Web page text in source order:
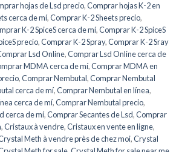
hojas de Lsd precio,Comprar hojas K-2 en
cerca de mí,Comprar K-2 Sheets precio,
K-2 SpiceS cerca de mí,Comprar K-2 SpiceS
precio,Comprar K-2 Spray,Comprar K-2 Sray
Lsd Online,Comprar Lsd Online cerca de
MDMA cerca de mí,Comprar MDMA en
,Comprar Nembutal,Comprar Nembutal
cerca de mí,Comprar Nembutal en línea,
cerca de mí,Comprar Nembutal precio,
cerca de mí,Comprar Secantes de Lsd,Comprar
,Cristaux à vendre,Cristaux en vente en ligne,
Meth à vendre près de chez moi,Crystal